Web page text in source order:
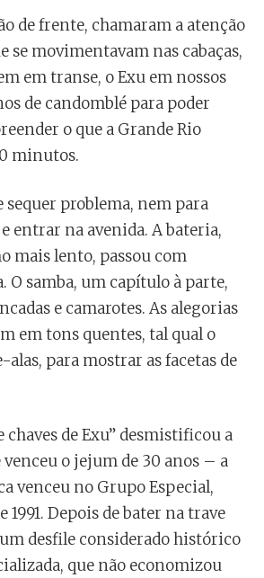
de frente, chamaram a atenção
se movimentavam nas cabaças,
em transe, o Exu em nossos
de candomblé para poder
o que a Grande Rio
minutos.
sequer problema, nem para
entrar na avenida. A bateria,
mais lento, passou com
O samba, um capítulo à parte,
e camarotes. As alegorias
em tons quentes, tal qual o
para mostrar as facetas de
chaves de Exu” desmistificou a
venceu o jejum de 30 anos – a
venceu no Grupo Especial,
1991. Depois de bater na trave
desfile considerado histórico
que não economizou